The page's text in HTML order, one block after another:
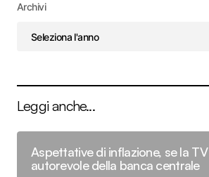
Archivi
Leggi anche...
Aspettative di inflazione, se la
autorevole della banca centrale